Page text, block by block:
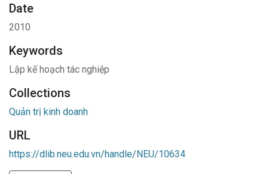
Date
2010
Keywords
Lập kế hoạch tác nghiệp
Collections
Quản trị kinh doanh
URL
https://dlib.neu.edu.vn/handle/NEU/10634